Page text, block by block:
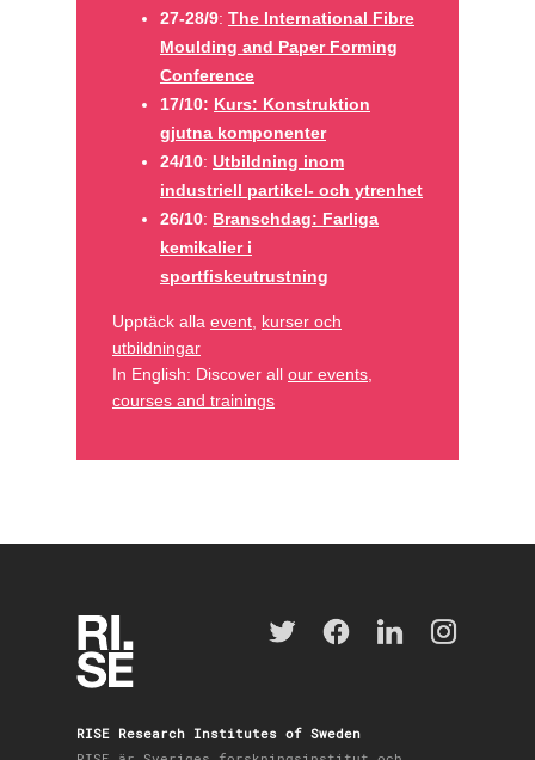
27-28/9: The International Fibre
Moulding and Paper Forming
Conference
17/10: Kurs: Konstruktion
gjutna komponenter
24/10: Utbildning inom
industriell partikel- och ytrenhet
26/10: Branschdag: Farliga
kemikalier i
sportfiskeutrustning
Upptäck alla event kurser och
utbildningar
In English: Discover all our events
courses and trainings
RISE Research Institutes of Sweden